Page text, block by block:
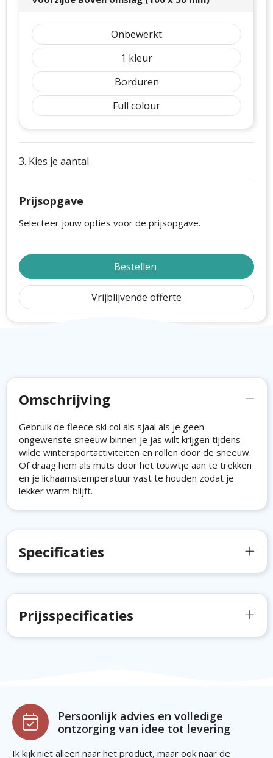
Onbewerkt
1
Borduren
Full colour
3. Kies je aantal
Prijsopgave
Selecteer jouw opties voor de prijsopgave.
Bestellen
Vrijblijvende offerte
Omschrijving
Gebruik de fleece ski col als sjaal als je geen
ongewenste sneeuw binnen je jas wilt krijgen tijdens
wilde wintersportactiviteiten en rollen door de sneeuw.
Of draag hem als muts door het touwtje aan te trekken
en je lichaamstemperatuur vast te houden zodat je
lekker warm blijft.
Specificaties
Prijsspecificaties
Persoonlijk advies en volledige
ontzorging van idee tot levering
Ik kijk niet alleen naar het product, maar ook naar de